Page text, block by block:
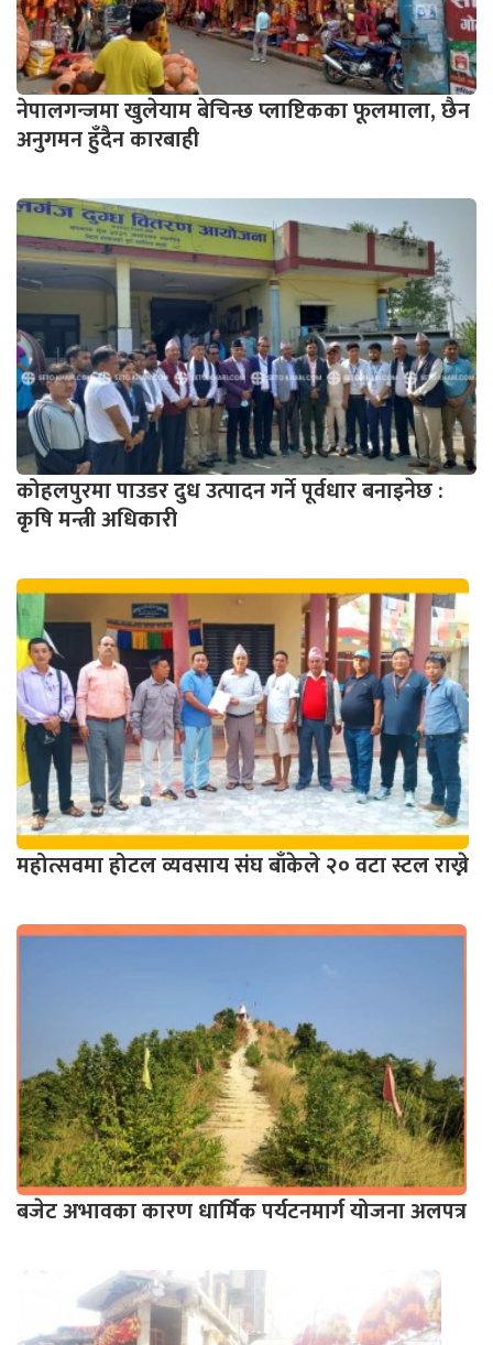
नेपालगन्जमा खुलेयाम बेचिन्छ प्लाष्टिकका फूलमाला, छैन
अनुगमन हुँदैन कारबाही
कोहलपुरमा पाउडर दुध उत्पादन गर्ने पूर्वधार बनाइनेछ :
कृषि मन्त्री अधिकारी
महोत्सवमा होटल व्यवसाय संघ बाँकेले २० वटा स्टल राख्ने
बजेट अभावका कारण धार्मिक पर्यटनमार्ग योजना अलपत्र